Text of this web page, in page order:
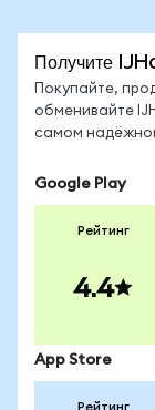
Получите
Покупайте,
обменивайте
самом
Google Play
Рейтинг
4.4
App Store
Рейтинг